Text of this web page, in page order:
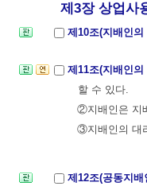
제3장 상업사
제10조(지배인
제11조(지배인
할 수 있다.
②지배인은 지
③지배인의 대
제12조(공동지